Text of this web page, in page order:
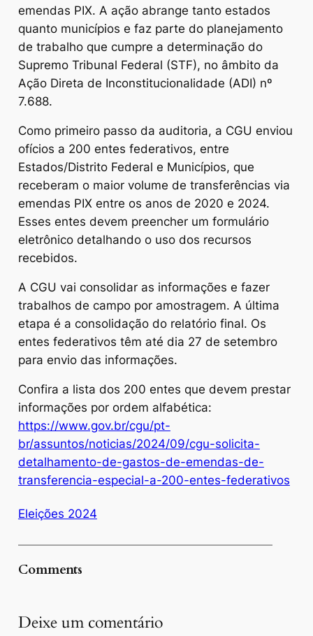
emendas PIX. A ação abrange tanto estados
quanto municípios e faz parte do planejamento
de trabalho que cumpre a determinação do
Supremo Tribunal Federal (STF), no âmbito da
Ação Direta de Inconstitucionalidade (ADI) nº
7.688.
Como primeiro passo da auditoria, a CGU enviou
ofícios a 200 entes federativos, entre
Estados/Distrito Federal e Municípios, que
receberam o maior volume de transferências via
emendas PIX entre os anos de 2020 e 2024.
Esses entes devem preencher um formulário
eletrônico detalhando o uso dos recursos
recebidos.
A CGU vai consolidar as informações e fazer
trabalhos de campo por amostragem. A última
etapa é a consolidação do relatório final. Os
entes federativos têm até dia 27 de setembro
para envio das informações.
Confira a lista dos 200 entes que devem prestar
informações por ordem alfabética:
https://www.gov.br/cgu/pt-
br/assuntos/noticias/2024/09/cgu-solicita-
detalhamento-de-gastos-de-emendas-de-
transferencia-especial-a-200-entes-federativos
Eleições 2024
Comments
Deixe um comentário